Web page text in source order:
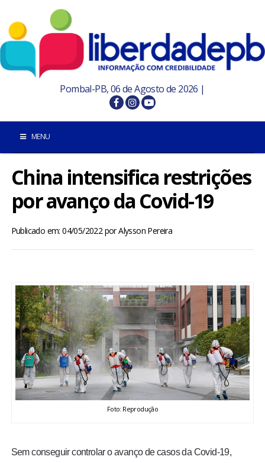
Pombal-PB, 06 de Agosto de 2026 |
MENU
INÍCIO
POMBAL E REGIÃO
PARAÍBA
MUNDO
ESPORTES
ENTRETENIMENTO
China intensifica restrições
por avanço da Covid-19
Publicado em: 04/05/2022porAlysson Pereira
Foto: Reprodução
Sem conseguir controlar o avanço de casos da Covid-19,